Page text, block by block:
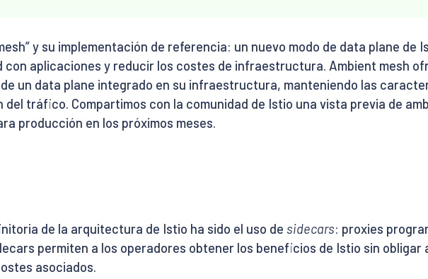
y su implementación de referencia: un nuevo modo de data plane de
aplicaciones y reducir los costes de infraestructura. Ambient mesh
un data plane integrado en su infraestructura, manteniendo las
tráfico. Compartimos con la comunidad de Istio una vista previa de
producción en los próximos meses.
de la arquitectura de Istio ha sido el uso de sidecars: proxies
permiten a los operadores obtener los beneficios de Istio sin obligar
asociados.